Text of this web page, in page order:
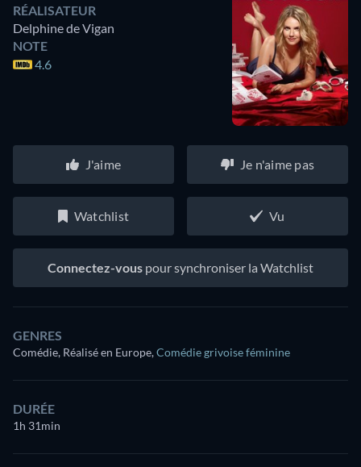
RÉALISATEUR
Delphine de Vigan
NOTE
4.6
J'aime Je n'aime pas
Watchlist Vu
Connectez-vous pour synchroniser la Watchlist
GENRES
Comédie, Réalisé en Europe,Comédie grivoise féminine
DURÉE
1h 31min